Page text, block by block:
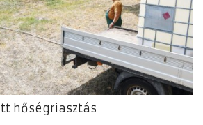
hőségriasztás